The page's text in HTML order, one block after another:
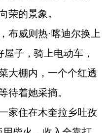
荣的景象。
布威则热·喀迪尔换上
子，骑上电动车，
大棚内，一个个红透
待着她采摘。
家住在木奎拉乡吐孜